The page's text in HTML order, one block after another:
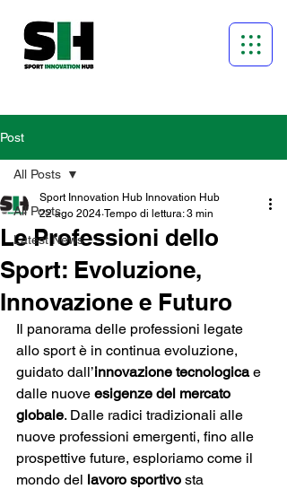
Post
All Posts
Latest News
All Posts
Le Professioni dello
Sport: Evoluzione,
Innovazione e Futuro
Sport Innovation Hub Innovation Hub
22 ago 2024 Tempo di lettura: 3 min
Il panorama delle professioni legate
allo sport è in continua evoluzione,
guidato dall’innovazione tecnologica e
dalle nuove esigenze del mercato
globale. Dalle radici tradizionali alle
nuove professioni emergenti, fino alle
prospettive future, esploriamo come il
mondo del lavoro sportivo sta